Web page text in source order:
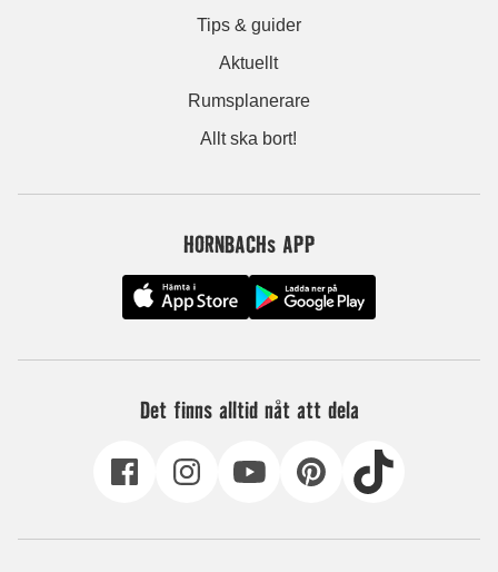
Tips & guider
Aktuellt
Rumsplanerare
Allt ska bort!
HORNBACHs APP
Det finns alltid nåt att dela